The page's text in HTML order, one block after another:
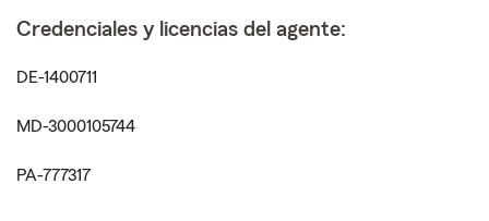
Credenciales y licencias del agente:
DE-1400711
MD-3000105744
PA-777317